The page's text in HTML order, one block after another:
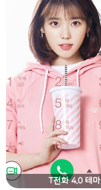
T전화 4.0 테